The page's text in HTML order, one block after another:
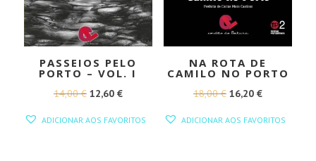
PASSEIOS PELO
PORTO – VOL. I
14,00€ O
12,60 €O
ADICIONAR AOS FAVORITOS
NA ROTA DE
CAMILO NO PORTO
18,00€ O
16,20 €O
ADICIONAR AOS FAVORITOS